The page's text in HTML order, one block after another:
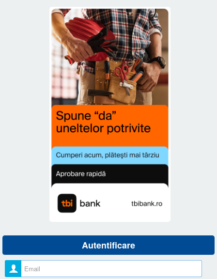
Autentificare
Nume utilizator